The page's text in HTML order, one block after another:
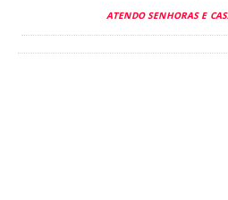
ATENDO SENHORAS E